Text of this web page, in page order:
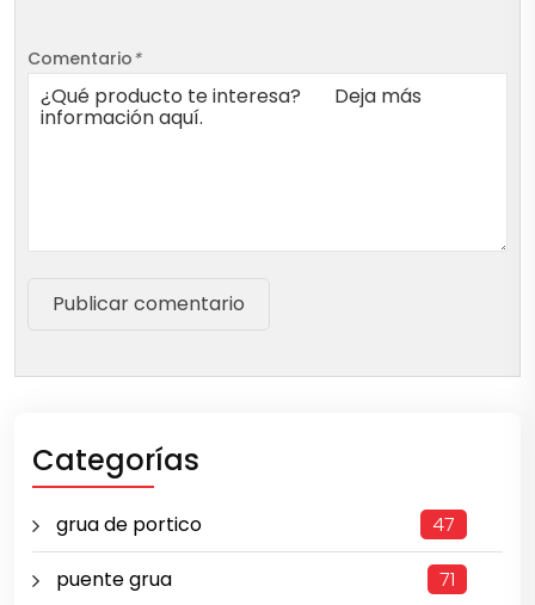
Comentario*
Publicar comentario
Categorías
grua de portico
47
puente grua
71